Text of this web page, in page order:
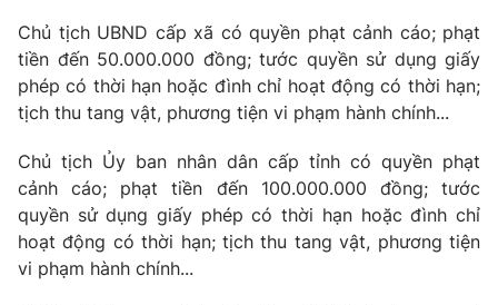
Chủ tịch UBND cấp xã có quyền phạt cảnh cáo; phạt
tiền đến 50.000.000 đồng; tước quyền sử dụng giấy
phép có thời hạn hoặc đình chỉ hoạt động có thời hạn;
tịch thu tang vật, phương tiện vi phạm hành chính...
Chủ tịch Ủy ban nhân dân cấp tỉnh có quyền phạt
cảnh cáo; phạt tiền đến 100.000.000 đồng; tước
quyền sử dụng giấy phép có thời hạn hoặc đình chỉ
hoạt động có thời hạn; tịch thu tang vật, phương tiện
vi phạm hành chính...